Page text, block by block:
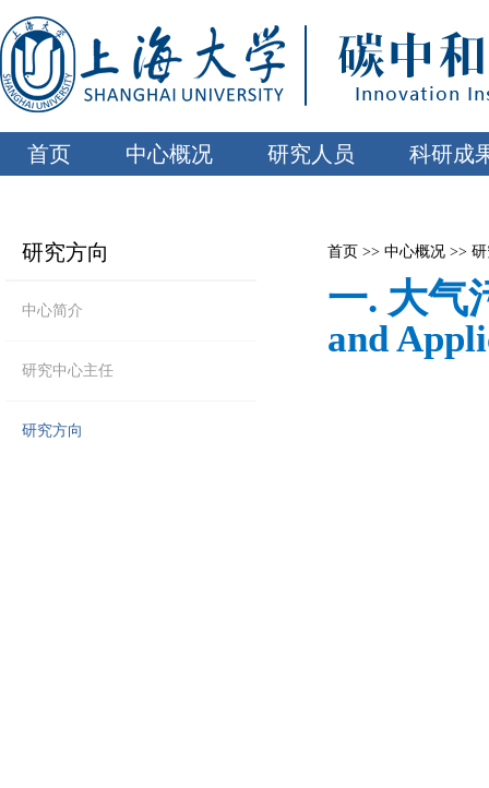
首页 中心概况 研究人员 科研成
研究方向
中心简介
研究中心主任
研究方向
首页 >> 中心概况 >>
一. 大气
and